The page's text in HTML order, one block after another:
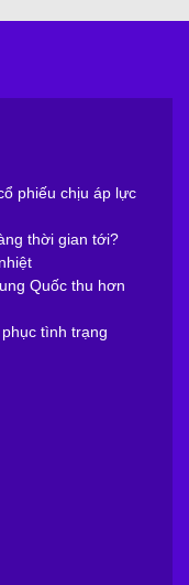
phiếu chịu áp lực
thời gian tới?
Quốc thu hơn
tình trạng